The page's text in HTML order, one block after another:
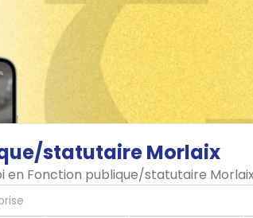
statutaireMorlaix
Fonction publique/statutaire